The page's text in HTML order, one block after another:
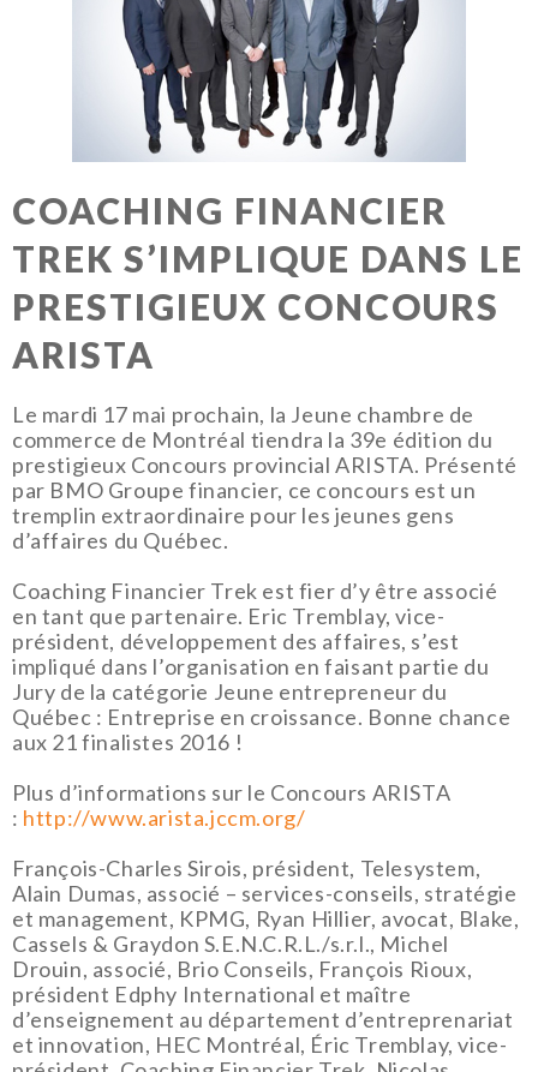
COACHING FINANCIER
TREK S’IMPLIQUE DANS LE
PRESTIGIEUX CONCOURS
ARISTA
Le mardi 17 mai prochain, la Jeune chambre de
commerce de Montréal tiendra la 39e édition du
prestigieux Concours provincial ARISTA. Présenté
par BMO Groupe financier, ce concours est un
tremplin extraordinaire pour les jeunes gens
d’affaires du Québec.
Coaching Financier Trek est fier d’y être associé
en tant que partenaire. Eric Tremblay, vice-
président, développement des affaires, s’est
impliqué dans l’organisation en faisant partie du
Jury de la catégorie Jeune entrepreneur du
Québec : Entreprise en croissance. Bonne chance
aux 21 finalistes 2016 !
Plus d’informations sur le Concours ARISTA
: http://www.arista.jccm.org/
François-Charles Sirois, président, Telesystem,
Alain Dumas, associé – services-conseils, stratégie
et management, KPMG, Ryan Hillier, avocat, Blake,
Cassels & Graydon S.E.N.C.R.L./s.r.l., Michel
Drouin, associé, Brio Conseils, François Rioux,
président Edphy International et maître
d’enseignement au département d’entreprenariat
et innovation, HEC Montréal, Éric Tremblay, vice-